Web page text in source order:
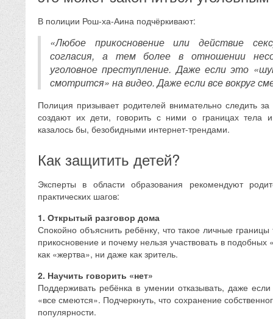
В полиции Рош-ха-Аина подчёркивают:
«Любое прикосновение или действие
согласия, а тем более в отношении
уголовное преступление. Даже если это
смотрится» на видео. Даже если все вокруг
Полиция призывает родителей внимательно следить
создают их дети, говорить с ними о границах тела
казалось бы, безобидными интернет-трендами.
Как защитить детей?
Эксперты в области образования рекомендуют
практических шагов:
1. Открытый разговор дома
Спокойно объяснить ребёнку, что такое личные
прикосновение и почему нельзя участвовать в
как «жертва», ни даже как зритель.
2. Научить говорить «нет»
Поддерживать ребёнка в умении отказывать, даже
«все смеются». Подчеркнуть, что сохранение
популярности.